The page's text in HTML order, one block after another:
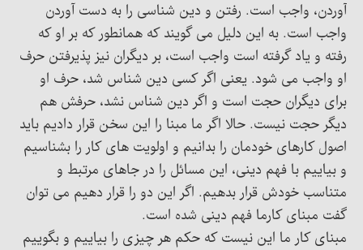
آوردن، واجب است. رفتن و دین شناسی را به دست آوردن
واجب است. به این دلیل می گویند که همانطور که بر او که
رفته و یاد گرفته است واجب است، بر دیگران نیز پذیرفتن حرف
او واجب می شود. یعنی اگر کسی دین شناس شد، حرف او
برای دیگران حجت است و اگر دین شناس نشد، حرفش هم
دیگر حجت نیست. حالا اگر ما مبنا را این سخن قرار دادیم باید
اصول کارهای خودمان را بدانیم و اولویت های کار را بشناسیم
و بیاییم با فهم دینی، این مسائل را در جاهای مرتبط و
متناسب خودش قرار بدهیم. اگر این دو را قرار دهیم می توان
گفت مبنای کارما فهم دینی شده است.
مبنای کار ما این نیست که حکم هر چیزی را بیاییم و بگوییم